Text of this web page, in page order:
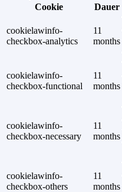
Cookie
Dauer
cookielawinfo-
checkbox-analytics
11
months
cookielawinfo-
checkbox-functional
11
months
cookielawinfo-
checkbox-necessary
11
months
cookielawinfo-
checkbox-others
11
months